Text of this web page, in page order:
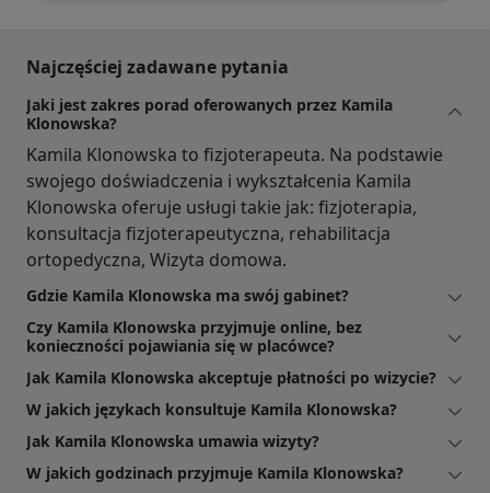
Najczęściej zadawane pytania
Jaki jest zakres porad oferowanych przez Kamila
Klonowska?
Kamila Klonowska to fizjoterapeuta. Na podstawie
swojego doświadczenia i wykształcenia Kamila
Klonowska oferuje usługi takie jak: fizjoterapia,
konsultacja fizjoterapeutyczna, rehabilitacja
ortopedyczna, Wizyta domowa.
Gdzie Kamila Klonowska ma swój gabinet?
Czy Kamila Klonowska przyjmuje online, bez
konieczności pojawiania się w placówce?
Jak Kamila Klonowska akceptuje płatności po wizycie?
W jakich językach konsultuje Kamila Klonowska?
Jak Kamila Klonowska umawia wizyty?
W jakich godzinach przyjmuje Kamila Klonowska?